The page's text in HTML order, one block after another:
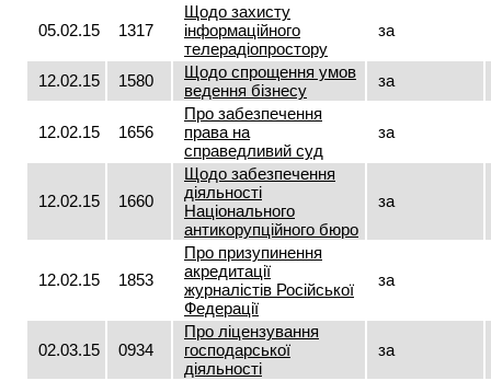
05.02.15 1317
Щодо захисту
інформаційного
телерадіопростору
за
12.02.15 1580
Щодо спрощення умов
ведення бізнесу
за
12.02.15 1656
Про забезпечення
права на
справедливий суд
за
12.02.15 1660
Щодо забезпечення
діяльності
Національного
антикорупційного бюро
за
12.02.15 1853
Про призупинення
акредитації
журналістів Російської
Федерації
за
02.03.15 0934
Про ліцензування
господарської
діяльності
за